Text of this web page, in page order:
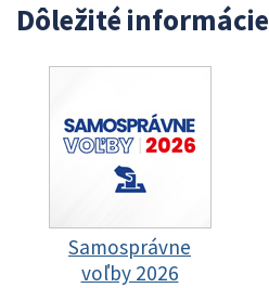
Dôležité informácie
Samosprávne
voľby 2026